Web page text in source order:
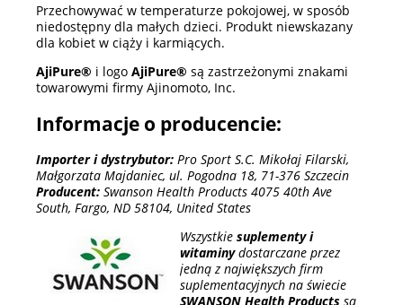
Przechowywać w temperaturze pokojowej, w sposób
niedostępny dla małych dzieci. Produkt niewskazany
dla kobiet w ciąży i karmiących.
AjiPure® i logo AjiPure® są zastrzeżonymi znakami
towarowymi firmy Ajinomoto, Inc.
Informacje o producencie:
Importer i dystrybutor: Pro Sport S.C. Mikołaj Filarski,
Małgorzata Majdaniec, ul. Pogodna 18, 71-376 Szczecin
Producent: Swanson Health Products 4075 40th Ave
South, Fargo, ND 58104, United States
Wszystkie suplementy i
witaminydostarczane przez
jedną z największych firm
suplementacyjnych na świecie
SWANSON Health Products są